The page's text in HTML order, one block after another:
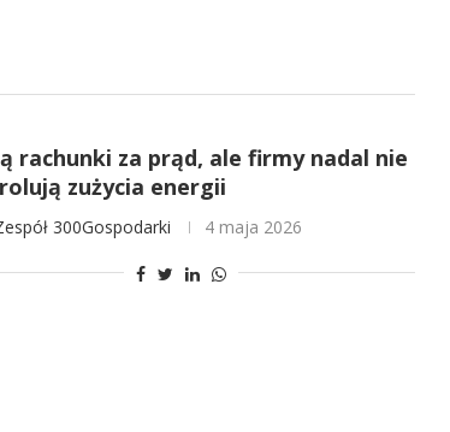
rachunki za prąd, ale firmy nadal nie
zużycia energii
300Gospodarki 4 maja 2026